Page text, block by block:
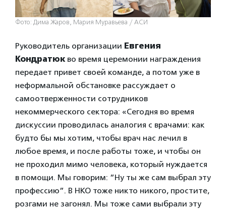
Фото: Дима Жаров, Мария Муравьева / АСИ
Руководитель организации Евгения
Кондратюк во время церемонии награждения
передает привет своей команде, а потом уже в
неформальной обстановке рассуждает о
самоотверженности сотрудников
некоммерческого сектора: «Сегодня во время
дискуссии проводилась аналогия с врачами: как
будто бы мы хотим, чтобы врач нас лечил в
любое время, и после работы тоже, и чтобы он
не проходил мимо человека, который нуждается
в помощи. Мы говорим: ”Ну ты же сам выбрал эту
профессию”. В НКО тоже никто никого, простите,
розгами не загонял. Мы тоже сами выбрали эту